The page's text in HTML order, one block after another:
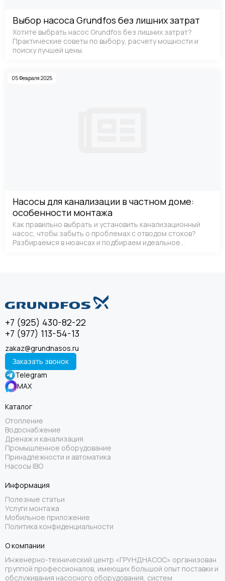
Выбор насоса Grundfos без лишних затрат
Хотите выбрать насос Grundfos без лишних затрат?
Практические советы по выбору, расчету мощности и
поиску лучшей цены.
05 Февраля 2025
Насосы для канализации в частном доме:
особенности монтажа
Как правильно выбрать и установить канализационный
насос, чтобы забыть о проблемах с отводом стоков?
Разбираемся в нюансах и подбираем идеальное
+7 (925) 430-82-22
+7 (977) 113-54-13
zakaz@grundnasos.ru
Заказать звонок
Telegram
MAX
Каталог
Отопление
Водоснабжение
Дренаж и канализация
Промышленное оборудование
Принадлежности и автоматика
Насосы IBO
Информация
Полезные статьи
Услуги монтажа
Мобильное приложение
Политика конфиденциальности
О компании
Инженерно-технический центр «ГРУНДНАСОС» организован
группой профессионалов, имеющих большой опыт поставки и
обслуживания насосного оборудования, систем